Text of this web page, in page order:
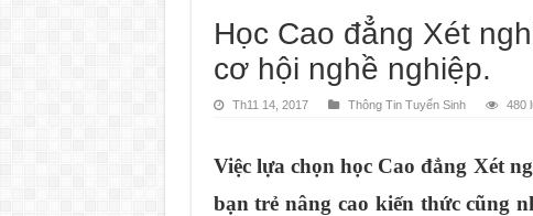
Học Cao đẳng Xét
cơ hội nghề nghiệp.
Th11 14, 2017 Thông Tin Tuyển Sinh 480
Việc lựa chọn học Cao đẳng Xét
bạn trẻ nâng cao kiến thức cũng